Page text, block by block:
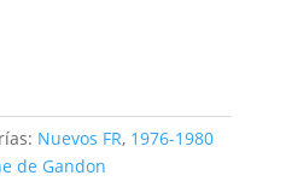
Nuevos FR, 1976-1980
de Gandon